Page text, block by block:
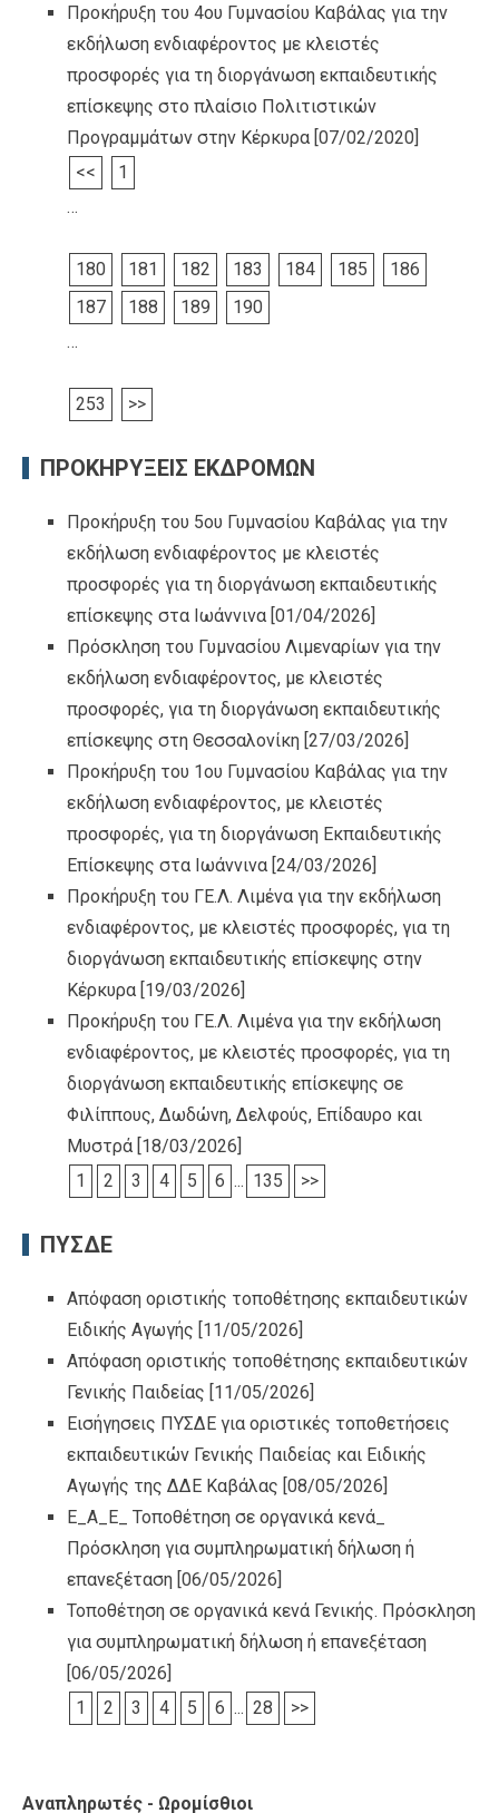
Προκήρυξη του 4ου Γυμνασίου Καβάλας για την
εκδήλωση ενδιαφέροντος με κλειστές
προσφορές για τη διοργάνωση εκπαιδευτικής
επίσκεψης στο πλαίσιο Πολιτιστικών
Προγραμμάτων στην Κέρκυρα [07/02/2020]
<<
1
…
180 181 182 183 184 185
186
187
188 189
190
…
253 >>
ΠΡΟΚΗΡΥΞΕΙΣ ΕΚΔΡΟΜΩΝ
Προκήρυξη του 5ου Γυμνασίου Καβάλας για την
εκδήλωση ενδιαφέροντος με κλειστές
προσφορές για τη διοργάνωση εκπαιδευτικής
επίσκεψης στα Ιωάννινα [01/04/2026]
Πρόσκληση του Γυμνασίου Λιμεναρίων για την
εκδήλωση ενδιαφέροντος, με κλειστές
προσφορές, για τη διοργάνωση εκπαιδευτικής
επίσκεψης στη Θεσσαλονίκη [27/03/2026]
Προκήρυξη του 1ου Γυμνασίου Καβάλας για την
εκδήλωση ενδιαφέροντος, με κλειστές
προσφορές, για τη διοργάνωση Εκπαιδευτικής
Επίσκεψης στα Ιωάννινα [24/03/2026]
Προκήρυξη του ΓΕ.Λ. Λιμένα για την εκδήλωση
ενδιαφέροντος, με κλειστές προσφορές, για τη
διοργάνωση εκπαιδευτικής επίσκεψης στην
Κέρκυρα [19/03/2026]
Προκήρυξη του ΓΕ.Λ. Λιμένα για την εκδήλωση
ενδιαφέροντος, με κλειστές προσφορές, για τη
διοργάνωση εκπαιδευτικής επίσκεψης σε
Φιλίππους, Δωδώνη, Δελφούς, Επίδαυρο και
Μυστρά [18/03/2026]
1
2 3 4 5 6 ... 135 >>
ΠΥΣΔΕ
Απόφαση οριστικής τοποθέτησης εκπαιδευτικών
Ειδικής Αγωγής [11/05/2026]
Απόφαση οριστικής τοποθέτησης εκπαιδευτικών
Γενικής Παιδείας [11/05/2026]
Εισήγησεις ΠΥΣΔΕ για οριστικές τοποθετήσεις
εκπαιδευτικών Γενικής Παιδείας και Ειδικής
Αγωγής της ΔΔΕ Καβάλας [08/05/2026]
Ε_Α_Ε_ Τοποθέτηση σε οργανικά κενά_
Πρόσκληση για συμπληρωματική δήλωση ή
επανεξέταση [06/05/2026]
Τοποθέτηση σε οργανικά κενά Γενικής. Πρόσκληση
για συμπληρωματική δήλωση ή επανεξέταση
[06/05/2026]
1
2 3 4 5 6 ... 28 >>
Αναπληρωτές - Ωρομίσθιοι